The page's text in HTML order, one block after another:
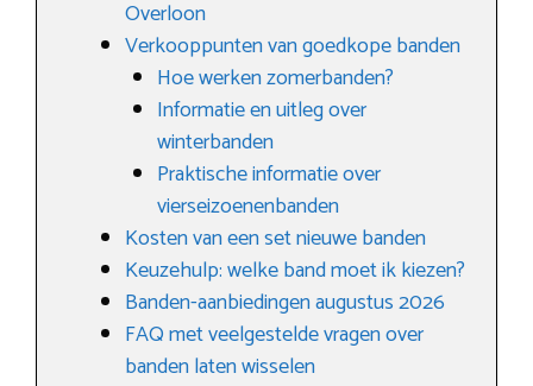
Overloon
Verkooppunten van goedkope banden
Hoe werken zomerbanden?
Informatie en uitleg over
winterbanden
Praktische informatie over
vierseizoenenbanden
Kosten van een set nieuwe banden
Keuzehulp: welke band moet ik kiezen?
Banden-aanbiedingen augustus 2026
FAQ met veelgestelde vragen over
banden laten wisselen